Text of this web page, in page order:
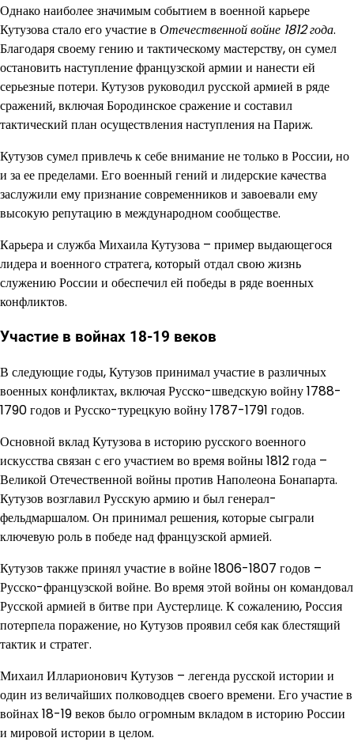
Однако наиболее значимым событием в военной карьере
Кутузова стало его участие в Отечественной войне 1812 года.
Благодаря своему гению и тактическому мастерству, он сумел
остановить наступление французской армии и нанести ей
серьезные потери. Кутузов руководил русской армией в ряде
сражений, включая Бородинское сражение и составил
тактический план осуществления наступления на Париж.
Кутузов сумел привлечь к себе внимание не только в России, но
и за ее пределами. Его военный гений и лидерские качества
заслужили ему признание современников и завоевали ему
высокую репутацию в международном сообществе.
Карьера и служба Михаила Кутузова – пример выдающегося
лидера и военного стратега, который отдал свою жизнь
служению России и обеспечил ей победы в ряде военных
конфликтов.
Участие в войнах 18-19 веков
В следующие годы, Кутузов принимал участие в различных
военных конфликтах, включая Русско-шведскую войну 1788-
1790 годов и Русско-турецкую войну 1787-1791 годов.
Основной вклад Кутузова в историю русского военного
искусства связан с его участием во время войны 1812 года –
Великой Отечественной войны против Наполеона Бонапарта.
Кутузов возглавил Русскую армию и был генерал-
фельдмаршалом. Он принимал решения, которые сыграли
ключевую роль в победе над французской армией.
Кутузов также принял участие в войне 1806-1807 годов –
Русско-французской войне. Во время этой войны он командовал
Русской армией в битве при Аустерлице. К сожалению, Россия
потерпела поражение, но Кутузов проявил себя как блестящий
тактик и стратег.
Михаил Илларионович Кутузов – легенда русской истории и
один из величайших полководцев своего времени. Его участие в
войнах 18-19 веков было огромным вкладом в историю России
и мировой истории в целом.